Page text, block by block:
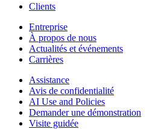
Clients
Entreprise
À propos de nous
Actualités et événements
Carrières
Assistance
Avis de confidentialité
AI Use and Policies
Demander une démonstration
Visite guidée